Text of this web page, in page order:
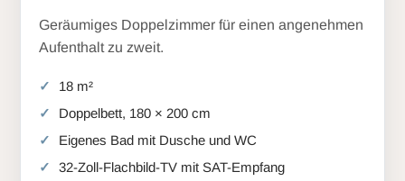
Geräumiges Doppelzimmer für einen angenehmen
Aufenthalt zu zweit.
18 m²
Doppelbett, 180 × 200 cm
Eigenes Bad mit Dusche und WC
32-Zoll-Flachbild-TV mit SAT-Empfang